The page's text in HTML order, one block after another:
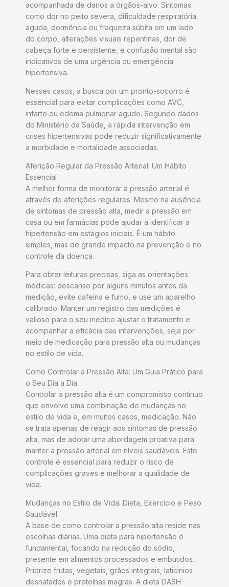
acompanhada de danos a órgãos-alvo. Sintomas
como dor no peito severa, dificuldade respiratória
aguda, dormência ou fraqueza súbita em um lado
do corpo, alterações visuais repentinas, dor de
cabeça forte e persistente, e confusão mental são
indicativos de uma urgência ou emergência
hipertensiva.
Nesses casos, a busca por um pronto-socorro é
essencial para evitar complicações como AVC,
infarto ou edema pulmonar agudo. Segundo dados
do Ministério da Saúde, a rápida intervenção em
crises hipertensivas pode reduzir significativamente
a morbidade e mortalidade associadas.
Aferição Regular da Pressão Arterial: Um Hábito
Essencial
A melhor forma de monitorar a pressão arterial é
através de aferições regulares. Mesmo na ausência
de sintomas de pressão alta, medir a pressão em
casa ou em farmácias pode ajudar a identificar a
hipertensão em estágios iniciais. É um hábito
simples, mas de grande impacto na prevenção e no
controle da doença.
Para obter leituras precisas, siga as orientações
médicas: descanse por alguns minutos antes da
medição, evite cafeína e fumo, e use um aparelho
calibrado. Manter um registro das medições é
valioso para o seu médico ajustar o tratamento e
acompanhar a eficácia das intervenções, seja por
meio de medicação para pressão alta ou mudanças
no estilo de vida.
Como Controlar a Pressão Alta: Um Guia Prático para
o Seu Dia a Dia
Controlar a pressão alta é um compromisso contínuo
que envolve uma combinação de mudanças no
estilo de vida e, em muitos casos, medicação. Não
se trata apenas de reagir aos sintomas de pressão
alta, mas de adotar uma abordagem proativa para
manter a pressão arterial em níveis saudáveis. Este
controle é essencial para reduzir o risco de
complicações graves e melhorar a qualidade de
vida.
Mudanças no Estilo de Vida: Dieta, Exercício e Peso
Saudável
A base de como controlar a pressão alta reside nas
escolhas diárias. Uma dieta para hipertensão é
fundamental, focando na redução do sódio,
presente em alimentos processados e embutidos.
Priorize frutas, vegetais, grãos integrais, laticínios
desnatados e proteínas magras. A dieta DASH